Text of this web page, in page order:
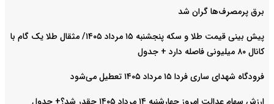
برق پرمصرف‌ها گران شد
پیش‌ بینی قیمت طلا و سکه پنجشنبه ۱۵ مرداد ۱۴۰۵/ مثقال طلا یک گام با
کانال ۸۰ میلیونی فاصله دارد + جدول
فرودگاه شهدای ساری فردا ۱۵ مرداد ۱۴۰۵ تعطیل می‌شود